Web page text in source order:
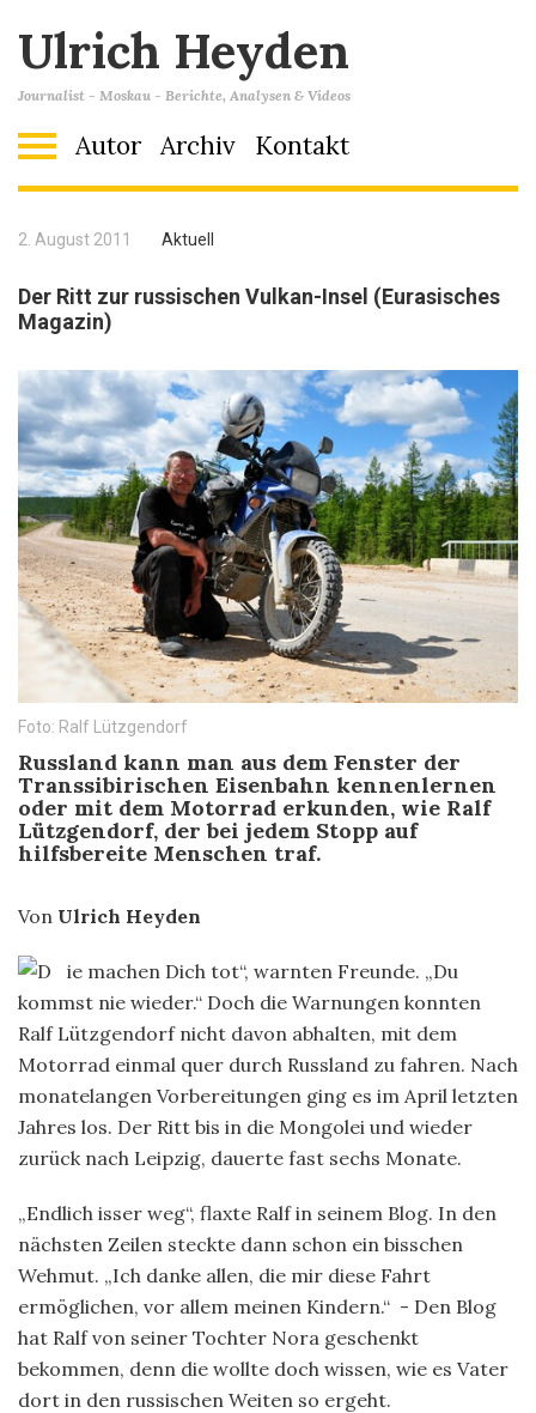
Ulrich Heyden
Journalist - Moskau - Berichte, Analysen & Videos
Autor Archiv Kontakt
2. August 2011 Aktuell
Der Ritt zur russischen Vulkan-Insel (Eurasisches
Magazin)
Foto: Ralf Lützgendorf
Russland kann man aus dem Fenster der
Transsibirischen Eisenbahn kennenlernen
oder mit dem Motorrad erkunden, wie Ralf
Lützgendorf, der bei jedem Stopp auf
hilfsbereite Menschen traf.
Von Ulrich Heyden
ie machen Dich tot“, warnten Freunde. „Du
kommst nie wieder.“ Doch die Warnungen konnten
Ralf Lützgendorf nicht davon abhalten, mit dem
Motorrad einmal quer durch Russland zu fahren. Nach
monatelangen Vorbereitungen ging es im April letzten
Jahres los. Der Ritt bis in die Mongolei und wieder
zurück nach Leipzig, dauerte fast sechs Monate.
„Endlich isser weg“, flaxte Ralf in seinem Blog. In den
nächsten Zeilen steckte dann schon ein bisschen
Wehmut. „Ich danke allen, die mir diese Fahrt
ermöglichen, vor allem meinen Kindern.“ - Den Blog
hat Ralf von seiner Tochter Nora geschenkt
bekommen, denn die wollte doch wissen, wie es Vater
dort in den russischen Weiten so ergeht.